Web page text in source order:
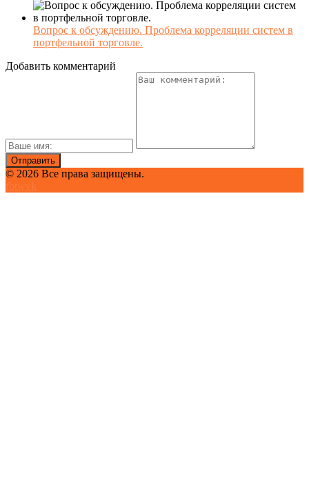
Вопрос к обсуждению. Проблема корреляции систем в
портфельной торговле.
Добавить комментарий
© 2026 Все права защищены.
fbtw vk